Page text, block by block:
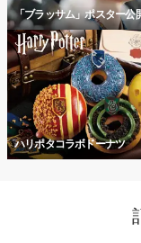
「ブラッサム」ポスター公
ハリポタコラボドーナツ